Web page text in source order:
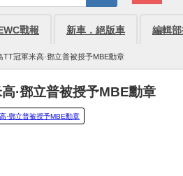
戰報 新車．絕版車 編輯
TT冠軍米高·鄧立普被授予MBE勳章
·鄧立普被授予MBE勳章
·鄧立普被授予MBE勳章